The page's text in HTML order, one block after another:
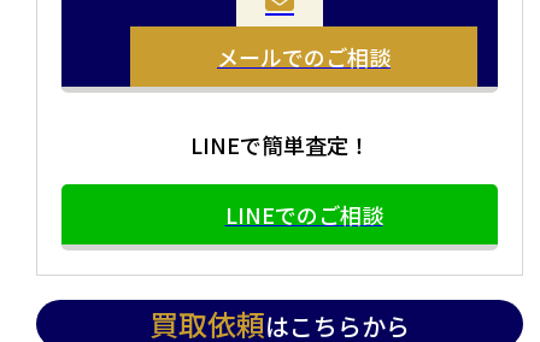
方や、荷物が多い方へオススメです。
メールでのご相談
LINEで簡単査定！
LINEでのご相談
買取依頼はこちらから